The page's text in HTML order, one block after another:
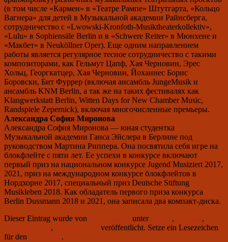
(в том числе «Кармен» в «Театре Рампе» Штутгарта, «Кольцо
Вагнера» для детей в Музыкальной академии Райнсберга,
сотрудничество с «Lwowski-Kronfoth-Musiktheaterkollektiv»,
«Lulu» в Sophiensäle Berlin и в «Schwere Reiter» в Мюнхене и
«Макбет» в Neuköllner Oper). Еще одним направлением
работы является регулярное тесное сотрудничество с такими
композиторами, как Гельмут Цапф, Хая Черновин, Эрес
Хольц, Георгкатцер, Хая Черновин, Йоханнес Борис
Боровски, Бит Фуррер (включая ансамбль JungeMusik и
ансамбль KNM Berlin, а так же на таких фестивалях как
Klangwerkstatt Berlin, Witten Days for New Chamber Music,
Randspiele Zepernick), включая многочисленные премьеры.
Александра София Миронова
Александра София Миронова — юная студентка
Музыкальной академии Ганса Эйслера в Берлине под
руководством Мартина Риппера. Она посвятила себя игре на
блокфлейте с пяти лет. Ее успехи в конкурсе включают
первый приз на национальном конкурсе Jugend Musiziert 2017,
2021, приз на международном конкурсе блокфлейтов в
Нордхорне 2017, специальный приз Deutsche Stiftung
Musikleben 2018. Как обладатель первого приза конкурса
Berlin Dussmann 2018 и 2021, она записала два компакт-диска.
Dieser Eintrag wurde von
unter ,
,
,
veröffentlicht. Setze ein Lesezeichen
für den
.